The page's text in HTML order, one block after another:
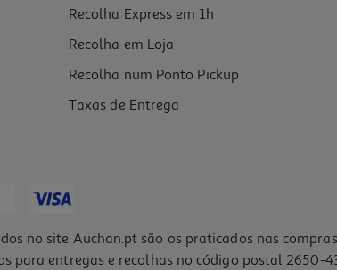
Recolha Express em 1h
Recolha em Loja
Recolha num Ponto Pickup
Taxas de Entrega
no site Auchan.pt são os praticados nas
para entregas e recolhas no código postal